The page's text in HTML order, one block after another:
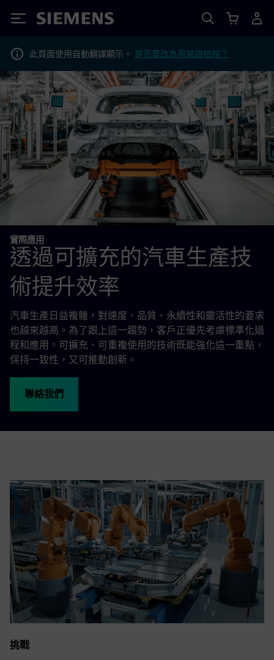
Siemens
此頁面使用自動翻譯顯示。 是否要改為用英語檢視？
實際應用
透過可擴充的汽車生產技
術提升效率
汽車生產日益複雜，對速度、品質、永續性和靈活性的要求
也越來越高。為了跟上這一趨勢，客戶正優先考慮標準化過
程和應用。可擴充、可重複使用的技術既能強化這一重點，
保持一致性，又可推動創新。
聯絡我們
挑戰